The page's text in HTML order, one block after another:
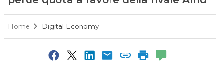
Home Digital Economy